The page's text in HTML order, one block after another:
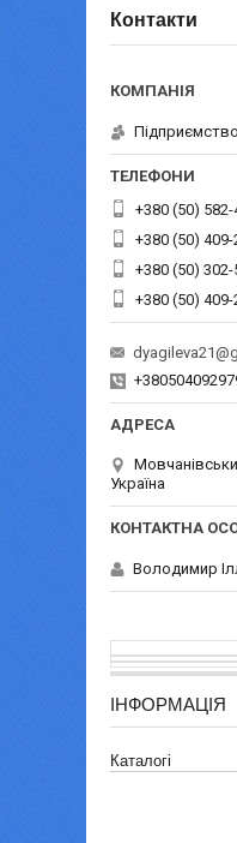
Контакти
+380 (50) 582-
+380 (50) 409-
+380 (50) 302-
+380 (50) 409-
Україна
Володимир
ІНФОРМАЦІЯ
Каталогі